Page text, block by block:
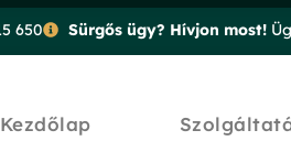
650 Sürgős ügy? Hívjon most!
Kezdőlap